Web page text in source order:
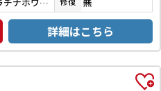
詳細はこちら